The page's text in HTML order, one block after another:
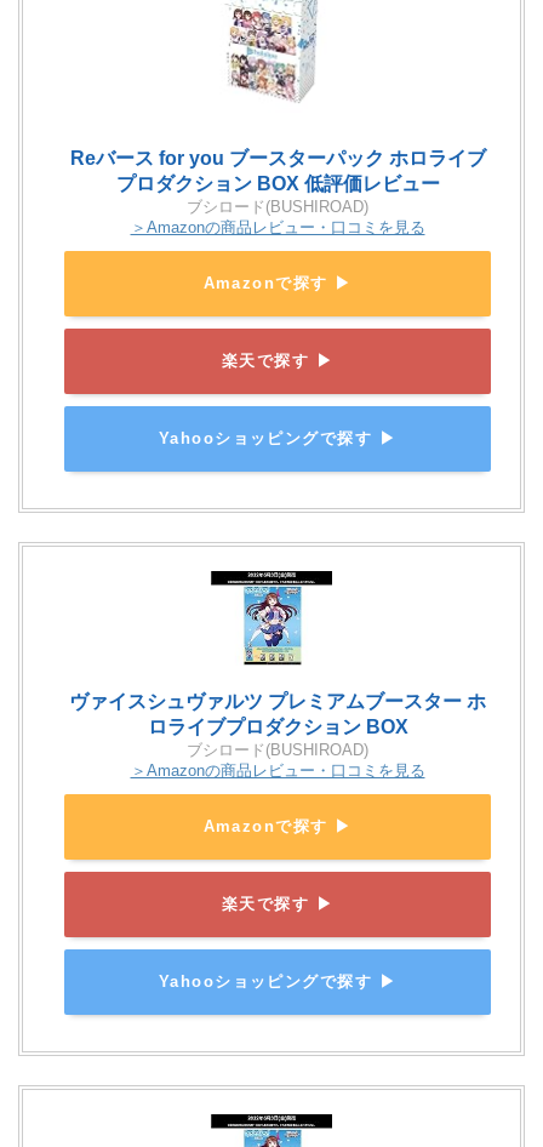
Reバース for you ブースターパック ホロライブ
プロダクション BOX 低評価レビュー
ブシロード(BUSHIROAD)
＞Amazonの商品レビュー・口コミを見る
Amazonで探す ▶
楽天で探す ▶
Yahooショッピングで探す ▶
ヴァイスシュヴァルツ プレミアムブースター ホ
ロライブプロダクション BOX
ブシロード(BUSHIROAD)
＞Amazonの商品レビュー・口コミを見る
Amazonで探す ▶
楽天で探す ▶
Yahooショッピングで探す ▶